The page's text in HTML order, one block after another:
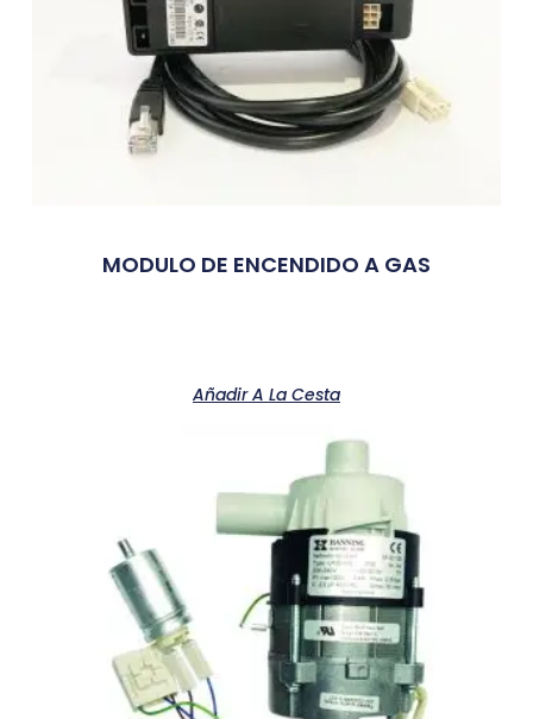
MODULO DE ENCENDIDO A GAS
Añadir A La Cesta